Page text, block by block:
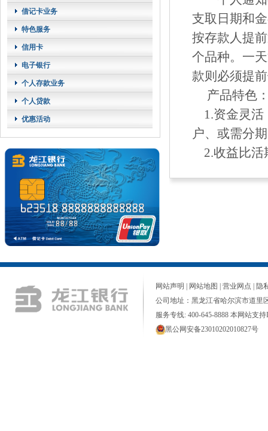
借记卡业务
特色服务
信用卡
电子银行
个人存款业务
个人贷款
优惠活动
支取日期和
按存款人提
个品种。一
款则必须提
产品特色
1.资金灵活
户、或需分
2.收益比活
网站声明 | 网站地图 | 营业网点 | 隐
公司地址：黑龙江省哈尔滨市道里
服务专线: 400-645-8888 本网站支持
黑公网安备23010202010827号